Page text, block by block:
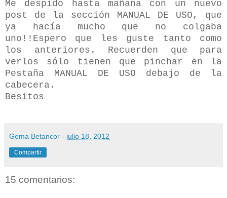
Me despido hasta mañana con un nuevo
post de la sección MANUAL DE USO, que
ya hacía mucho que no colgaba
uno!!Espero que les guste tanto como
los anteriores. Recuerden que para
verlos sólo tienen que pinchar en la
Pestaña MANUAL DE USO debajo de la
cabecera.
Besitos
Gema Betancor - julio 18, 2012
Compartir
15 comentarios: